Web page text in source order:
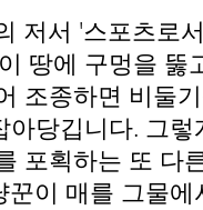
저서 '스포츠로
땅에 구멍을 뚫
조종하면 비둘
당깁니다. 그렇
포획하는 또 다
이 매를 그물